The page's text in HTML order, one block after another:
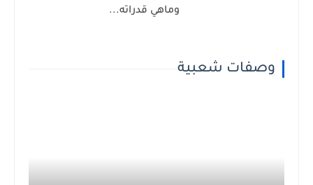
وماهي قدراته...
وصفات شعبية